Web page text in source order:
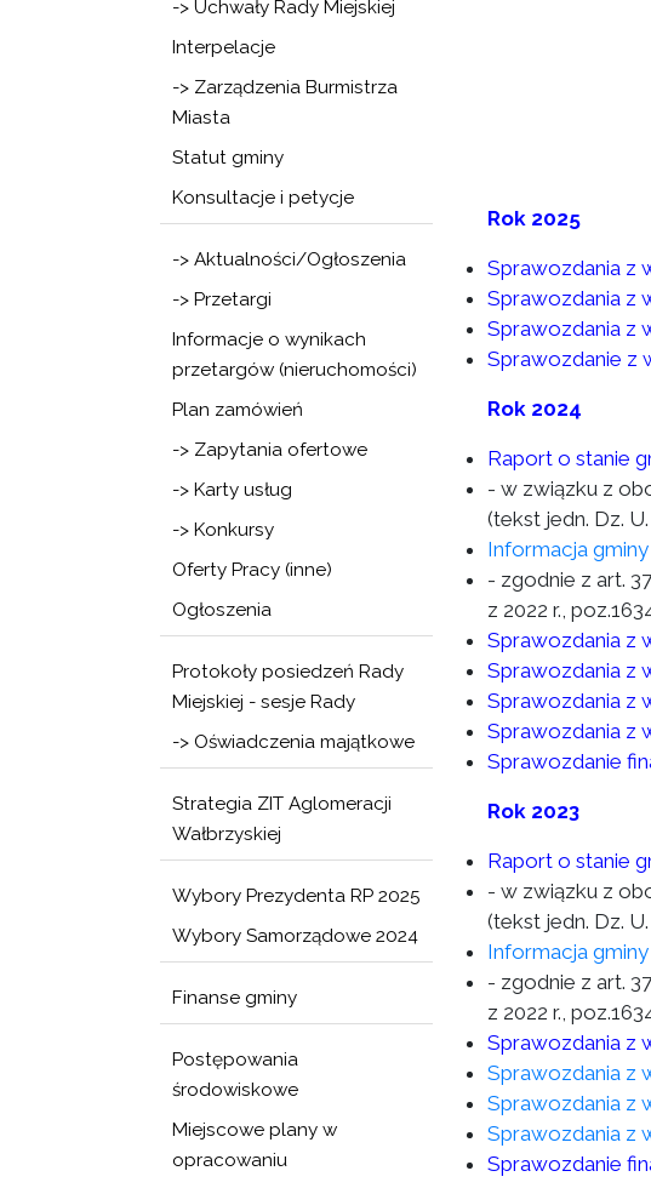
-> Uchwały Rady Miejskiej
Interpelacje
-> Zarządzenia Burmistrza
Miasta
Statut gminy
Konsultacje i petycje
-> Aktualności/Ogłoszenia
-> Przetargi
Informacje o wynikach
przetargów (nieruchomości)
Plan zamówień
-> Zapytania ofertowe
-> Karty usług
-> Konkursy
Oferty Pracy (inne)
Ogłoszenia
Protokoły posiedzeń Rady
Miejskiej - sesje Rady
-> Oświadczenia majątkowe
Strategia ZIT Aglomeracji
Wałbrzyskiej
Wybory Prezydenta RP 2025
Wybory Samorządowe 2024
Finanse gminy
Postępowania
środowiskowe
Miejscowe plany w
opracowaniu
Rok 2025
Sprawozdania z
Sprawozdania z
Sprawozdania z
Sprawozdanie z
Rok 2024
Raport o stanie
- w związku z
(tekst jedn. Dz.
Informacja
- zgodnie z art.
z 2022 r.,
Sprawozdania z
Sprawozdania z
Sprawozdania z
Sprawozdania z
Sprawozdanie
Rok 2023
Raport o stanie
- w związku z
(tekst jedn. Dz.
Informacja
- zgodnie z art.
z 2022 r.,
Sprawozdania z
Sprawozdania z
Sprawozdania z
Sprawozdania z
Sprawozdanie